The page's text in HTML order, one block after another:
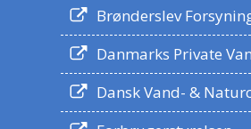
Brønderslev
Danmarks Private
Dansk Vand- &